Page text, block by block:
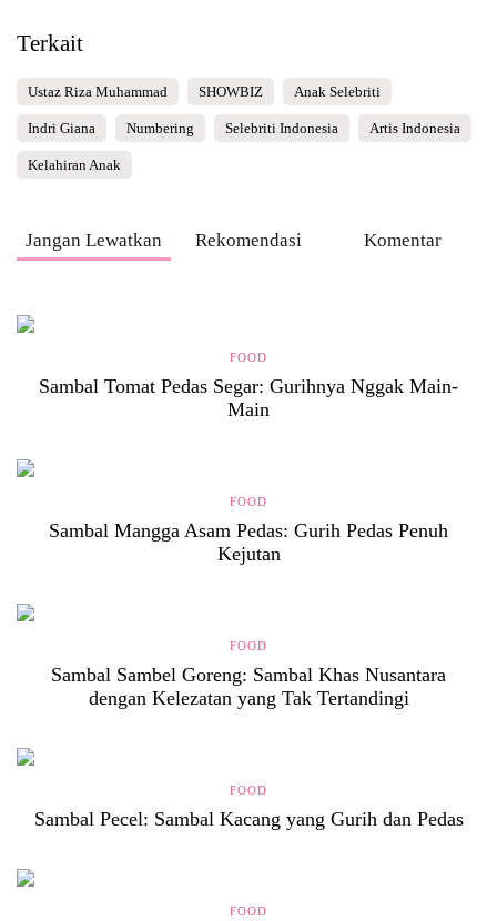
Terkait
Ustaz Riza Muhammad SHOWBIZ Anak Selebriti
Indri Giana Numbering Selebriti Indonesia Artis Indonesia
Kelahiran Anak
Jangan Lewatkan Rekomendasi Komentar
FOOD
Sambal Tomat Pedas Segar: Gurihnya Nggak Main-
Main
FOOD
Sambal Mangga Asam Pedas: Gurih Pedas Penuh
Kejutan
FOOD
Sambal Sambel Goreng: Sambal Khas Nusantara
dengan Kelezatan yang Tak Tertandingi
FOOD
Sambal Pecel: Sambal Kacang yang Gurih dan Pedas
FOOD